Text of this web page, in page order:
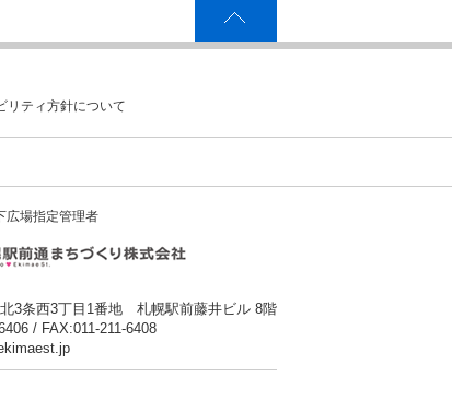
リティ方針について
広場指定管理者
3条西3丁目1番地 札幌駅前藤井ビル 8階
/ FAX:011-211-6408